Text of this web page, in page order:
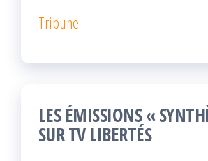
Tribune
LES ÉMISSIONS «
SUR TV LIBERTÉS